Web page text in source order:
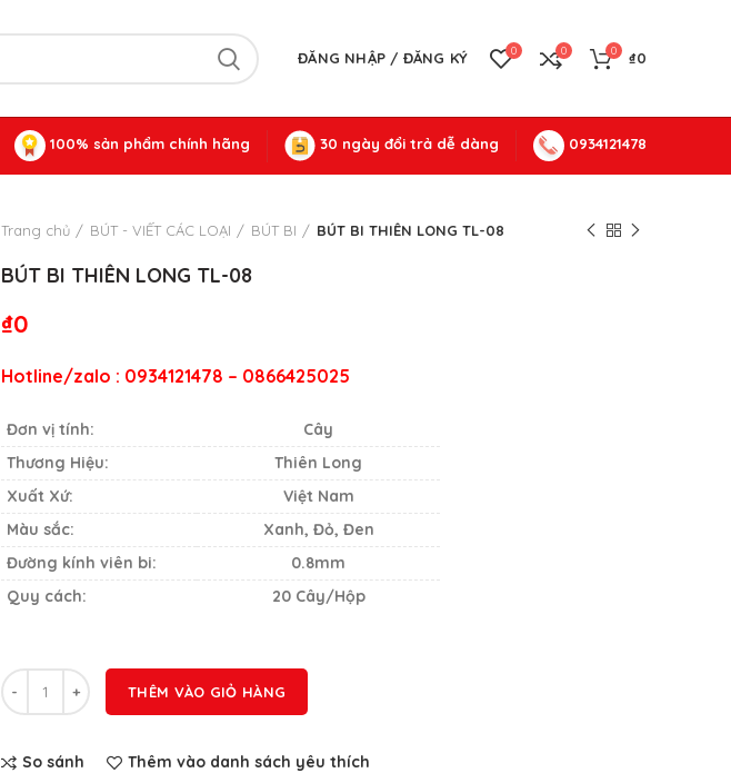
ĐĂNG NHẬP / ĐĂNG KÝ 0 0 0 ₫0
100% sản phẩm chính hãng 30 ngày đổi trả dễ dàng 0934121478
Trang chủ BÚT - VIẾT CÁC LOẠI BÚT BI BÚT BI THIÊN LONG TL-08
BÚT BI THIÊN LONG TL-08
₫0
Hotline/zalo : 0934121478 – 0866425025
Đơn vị tính:
Cây
Thương Hiệu:
Thiên Long
Xuất Xứ:
Việt Nam
Màu sắc:
Xanh, Đỏ, Đen
Đường kính viên bi:
0.8mm
Quy cách:
20 Cây/Hộp
Số lượng
THÊM VÀO GIỎ HÀNG
So sánh Thêm vào danh sách yêu thích